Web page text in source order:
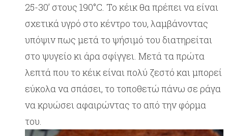
25-30’ στους 190°C. Το κέικ θα πρέπει να είναι
σχετικά υγρό στο κέντρο του, λαμβάνοντας
υπόψιν πως μετά το ψήσιμό του διατηρείται
στο ψυγείο κι άρα σφίγγει. Μετά τα πρώτα
λεπτά που το κέικ είναι πολύ ζεστό και μπορεί
εύκολα να σπάσει, το τοποθετώ πάνω σε ράγα
να κρυώσει αφαιρώντας το από την φόρμα
του.